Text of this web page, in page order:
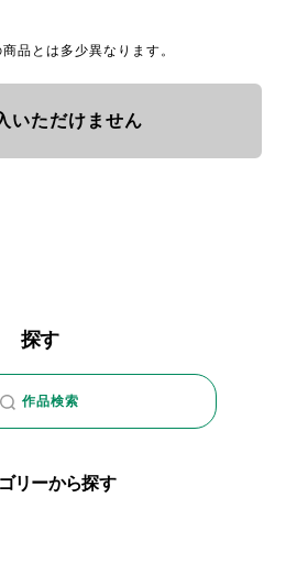
品とは多少異なります。
いただけません
探す
作品検索
リーから探す